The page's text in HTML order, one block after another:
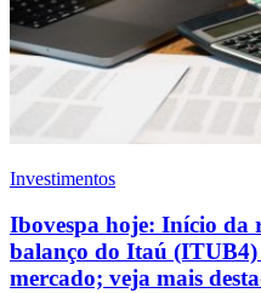
Investimentos
Ibovespa hoje: Início da
balanço do Itaú (ITUB4)
mercado; veja mais